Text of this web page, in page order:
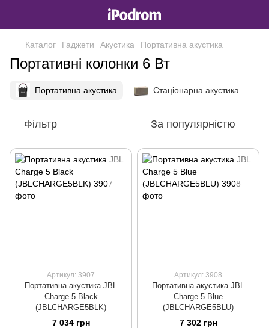
Каталог Гаджети Акустика Портативна акустика
Портативні колонки 6 Вт
Портативна акустика Стаціонарна акустика
Фільтр За популярністю
Артикул: 3907
Портативна акустика JBL
Charge 5 Black
(JBLCHARGE5BLK)
7 034 грн
Артикул: 3908
Портативна акустика JBL
Charge 5 Blue
(JBLCHARGE5BLU)
7 302 грн